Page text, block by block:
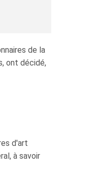
de la
ont décidé,
d'art
à savoir